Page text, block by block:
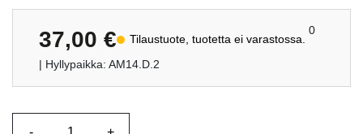
37,00 € Tilaustuote, tuotetta ei varastossa.
0
| Hyllypaikka: AM14.D.2